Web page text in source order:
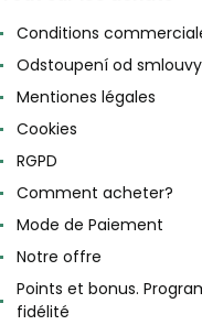
Conditions
Odstoupení od smlouvy
Mentiones légales
Cookies
RGPD
Comment acheter?
Mode de Paiement
Notre offre
Points et bonus.
fidélité